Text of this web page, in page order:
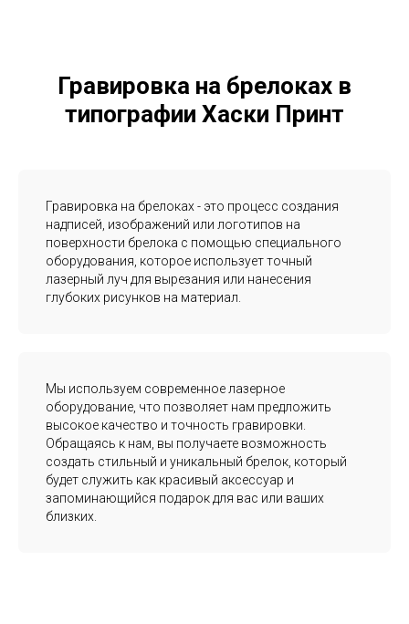
Гравировка на брелоках в
типографии Хаски Принт
Гравировка на брелоках - это процесс создания
надписей, изображений или логотипов на
поверхности брелока с помощью специального
оборудования, которое использует точный
лазерный луч для вырезания или нанесения
глубоких рисунков на материал.
Мы используем современное лазерное
оборудование, что позволяет нам предложить
высокое качество и точность гравировки.
Обращаясь к нам, вы получаете возможность
создать стильный и уникальный брелок, который
будет служить как красивый аксессуар и
запоминающийся подарок для вас или ваших
близких.